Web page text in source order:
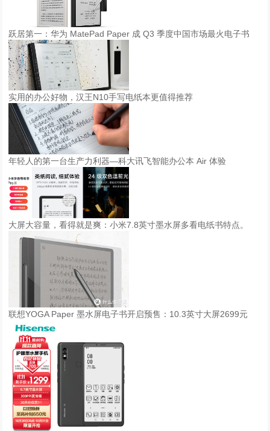
跃居第一：华为 MatePad Paper 成 Q3 季度中国市场最火电子书
实用的办公好物，汉王N10手写电纸本更值得推荐
年轻人的第一台生产力利器—科大讯飞智能办公本 Air 体验
大屏大容量，看得就是爽：小米7.8英寸墨水屏多看电纸书特点。
联想YOGA Paper 墨水屏电子书开启预售：10.3英寸大屏2699元